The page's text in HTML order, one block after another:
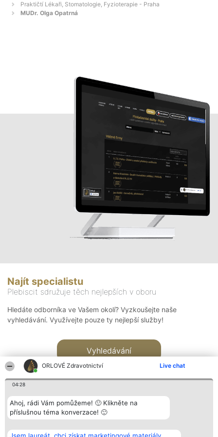
ORLOVÉ Zdravotnictví Live chat
04:28
Ahoj, rádi Vám pomůžeme! 🙂 Klikněte na
příslušnou téma konverzace! 🙂
Praktičtí Lékaři, Stomatologie, Fyzioterapie - Praha
MUDr. Olga Opatrná
Najít specialistu
Plebiscit sdružuje těch nejlepších v oboru
Hledáte odborníka ve Vašem okolí? Vyzkoušejte naše
vyhledávání. Využívejte pouze ty nejlepší služby!
Vyhledávání
Bright Side Solutions sp. z o.
Vítězové
Kontakt